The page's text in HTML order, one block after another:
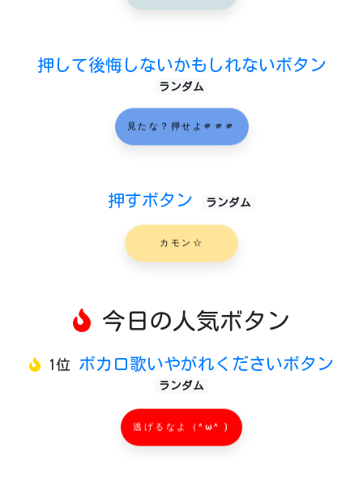
押して後悔しないかもしれないボタン
ランダム
見たな？押せよ🫵🫵🫵
押すボタン ランダム
カモン☆
今日の人気ボタン
1位 ボカロ歌いやがれくださいボタン
ランダム
逃げるなよ（^ω^ )